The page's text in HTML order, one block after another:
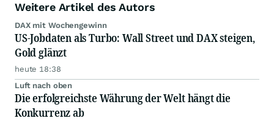
mit ihren Kolleginnen und Kollegen aus den
Partnerredaktionen exklusiv, fundiert,
ausgewogen sowie unabhängig für den Anleger.
Die Zentralredaktion recherchiert intensiv, um
Anlegern der Kategorie Selbstentscheider
relevante Informationen für ihre
Anlageentscheidungen liefern zu können.
Podcast "Börse, Baby!"
Weitere Artikel des Autors
DAX mit Wochengewinn
US-Jobdaten als Turbo: Wall Street und DAX steigen,
Gold glänzt
heute 18:38
Luft nach oben
Die erfolgreichste Währung der Welt hängt die
Konkurrenz ab